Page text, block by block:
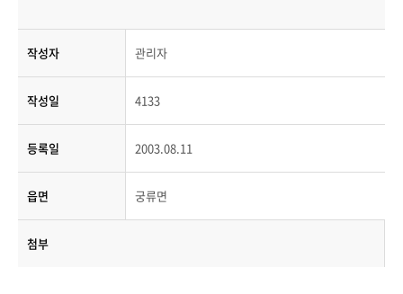
작성자 관리자
작성일 4133
등록일 2003.08.11
읍면 궁류면
첨부